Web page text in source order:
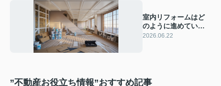
室内リフォームはど
のように進めていっ
たらいい？手順や注
2026.06.22
”不動産お役立ち情報”おすすめ記事